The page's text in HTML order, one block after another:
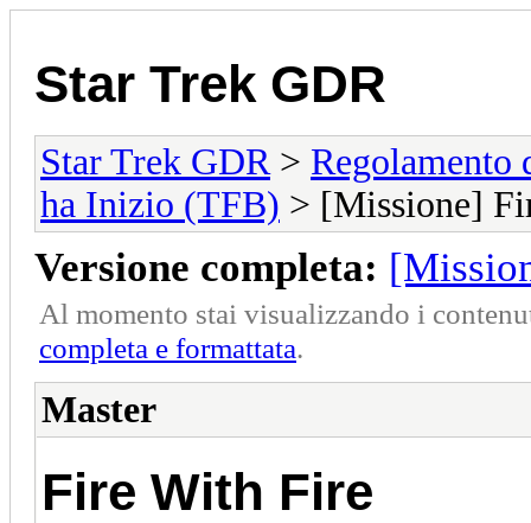
Star Trek GDR
Star Trek GDR > Regolamento
ha Inizio (TFB) > [Missione]
Versione completa:
Al momento stai visualizzando i
completa e formattata.
Master
Fire With Fire